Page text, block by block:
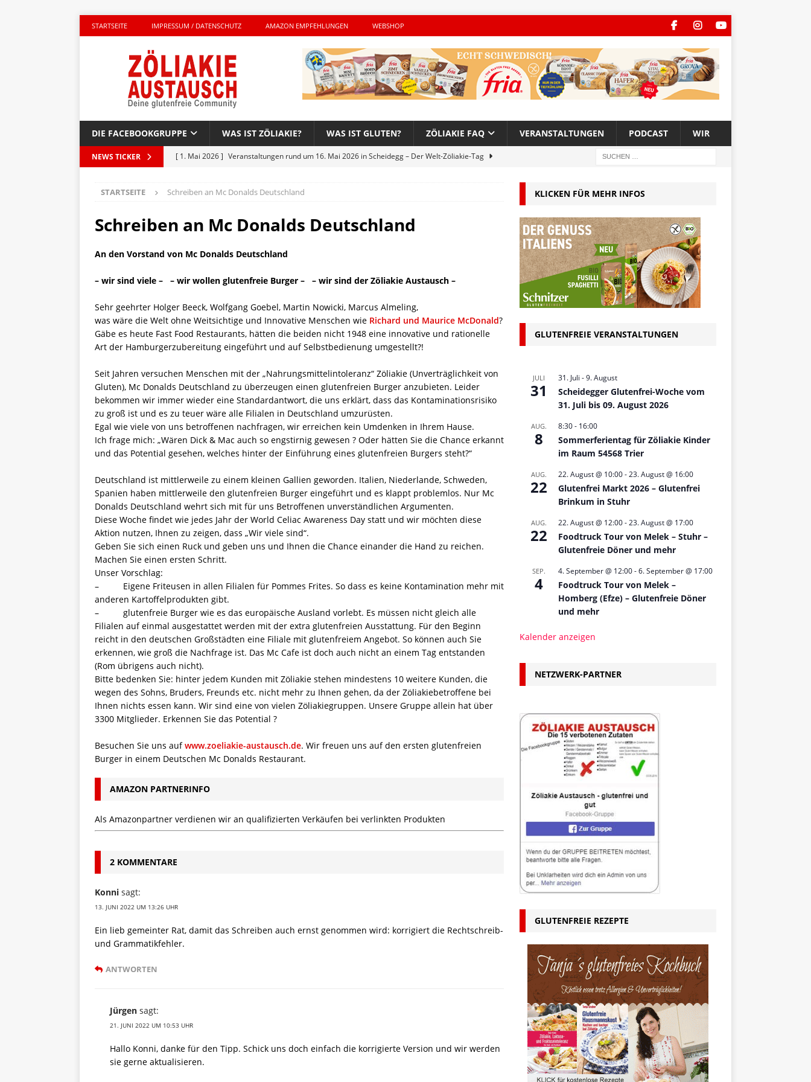
STARTSEITE IMPRESSUM / DATENSCHUTZ AMAZON EMPFEHLUNGEN WEBSHOP
DIE FACEBOOKGRUPPE WAS IST ZÖLIAKIE? WAS IST GLUTEN? ZÖLIAKIE FAQ VERANSTALTUNGEN PODCAST WIR
NEWS TICKER [ 1. Mai 2026 ] Veranstaltungen rund um 16. Mai 2026 in Scheidegg – Der Welt-Zöliakie-Tag
[ 27. April 2026 ] Komplett glutenfreie Woche bei Hans im Glück – Es geht auch 2026 weiter!
AKTIONEN
PRODUKTTEST
[ 5. April 2026 ] Verpackungen bei glutenfreien Produkten – Spagat zwischen Sicherheit und
[ 15. Mai 2026 ] Katha backt glutenfrei – Das Familienbackbuch für Groß und Klein
STARTSEITE Schreiben an Mc Donalds Deutschland
Schreiben an Mc Donalds Deutschland
An den Vorstand von Mc Donalds Deutschland
– wir sind viele – – wir wollen glutenfreie Burger – – wir sind der Zöliakie Austausch –
Sehr geehrter Holger Beeck, Wolfgang Goebel, Martin Nowicki, Marcus Almeling,
was wäre die Welt ohne Weitsichtige und Innovative Menschen wie Richard und Maurice McDonald?
Gäbe es heute Fast Food Restaurants, hätten die beiden nicht 1948 eine innovative und rationelle
Art der Hamburgerzubereitung eingeführt und auf Selbstbedienung umgestellt?!
Seit Jahren versuchen Menschen mit der „Nahrungsmittelintoleranz“ Zöliakie (Unverträglichkeit von
Gluten), Mc Donalds Deutschland zu überzeugen einen glutenfreien Burger anzubieten. Leider
bekommen wir immer wieder eine Standardantwort, die uns erklärt, dass das Kontaminationsrisiko
zu groß ist und es zu teuer wäre alle Filialen in Deutschland umzurüsten.
Egal wie viele von uns betroffenen nachfragen, wir erreichen kein Umdenken in Ihrem Hause.
Ich frage mich: „Wären Dick & Mac auch so engstirnig gewesen ? Oder hätten Sie die Chance erkannt
und das Potential gesehen, welches hinter der Einführung eines glutenfreien Burgers steht?“
Deutschland ist mittlerweile zu einem kleinen Gallien geworden. Italien, Niederlande, Schweden,
Spanien haben mittlerweile den glutenfreien Burger eingeführt und es klappt problemlos. Nur Mc
Donalds Deutschland wehrt sich mit für uns Betroffenen unverständlichen Argumenten.
Diese Woche findet wie jedes Jahr der World Celiac Awareness Day statt und wir möchten diese
Aktion nutzen, Ihnen zu zeigen, dass „Wir viele sind“.
Geben Sie sich einen Ruck und geben uns und Ihnen die Chance einander die Hand zu reichen.
Machen Sie einen ersten Schritt.
Unser Vorschlag:
– Eigene Friteusen in allen Filialen für Pommes Frites. So dass es keine Kontamination mehr mit
anderen Kartoffelprodukten gibt.
– glutenfreie Burger wie es das europäische Ausland vorlebt. Es müssen nicht gleich alle
Filialen auf einmal ausgestattet werden mit der extra glutenfreien Ausstattung. Für den Beginn
reicht in den deutschen Großstädten eine Filiale mit glutenfreiem Angebot. So können auch Sie
erkennen, wie groß die Nachfrage ist. Das Mc Cafe ist doch auch nicht an einem Tag entstanden
(Rom übrigens auch nicht).
Bitte bedenken Sie: hinter jedem Kunden mit Zöliakie stehen mindestens 10 weitere Kunden, die
wegen des Sohns, Bruders, Freunds etc. nicht mehr zu Ihnen gehen, da der Zöliakiebetroffene bei
Ihnen nichts essen kann. Wir sind eine von vielen Zöliakiegruppen. Unsere Gruppe allein hat über
3300 Mitglieder. Erkennen Sie das Potential ?
Besuchen Sie uns aufwww.zoeliakie-austausch.de. Wir freuen uns auf den ersten glutenfreien
Burger in einem Deutschen Mc Donalds Restaurant.
AMAZON PARTNERINFO
Als Amazonpartner verdienen wir an qualifizierten Verkäufen bei verlinkten Produkten
2 KOMMENTARE
Konni sagt:
13. JUNI 2022 UM 13:26 UHR
Ein lieb gemeinter Rat, damit das Schreiben auch ernst genommen wird: korrigiert die Rechtschreib-
und Grammatikfehler.
ANTWORTEN
Jürgen sagt:
21. JUNI 2022 UM 10:53 UHR
Hallo Konni, danke für den Tipp. Schick uns doch einfach die korrigierte Version und wir werden
sie gerne aktualisieren.
KLICKEN FÜR MEHR INFOS
GLUTENFREIE VERANSTALTUNGEN
JULI
31
31. Juli -9. August
Scheidegger Glutenfrei-Woche vom
31. Juli bis 09. August 2026
AUG.
8
8:30- 16:00
Sommerferientag für Zöliakie Kinder
im Raum 54568 Trier
AUG.
22
22. August @ 10:00-23. August @ 16:00
Glutenfrei Markt 2026 – Glutenfrei
Brinkum in Stuhr
AUG.
22
22. August @ 12:00-23. August @ 17:00
Foodtruck Tour von Melek – Stuhr –
Glutenfreie Döner und mehr
SEP.
4
4. September @ 12:00-6. September @ 17:00
Foodtruck Tour von Melek –
Homberg (Efze) – Glutenfreie Döner
und mehr
Kalender anzeigen
NETZWERK-PARTNER
GLUTENFREIE REZEPTE